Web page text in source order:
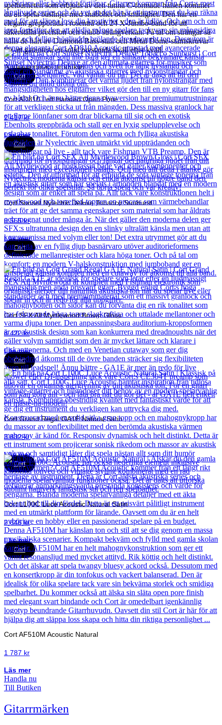
spelbarheten som erbjuds av den tunna C-formade halsen kommer
du att spela baslinjer med snabbhet och smidighet. Den har en
elegant greppbräda i rosenträ och 24 X-Jumbo-band för att
säkerställa precision och snabb strängverkan. På tal om strängar så
hålls de hårt av Diamond Bass-stall och Metal Dome-stämskruvar
för att garantera en solid prestanda kväll efter kväll.
Andra populära produkter
Cort
Cort AD810 Left Handed Open Pore
2 417kr
Läs mer
Cort
Cort Sunset Nylectric Deluxe Tobacco Sunburst
8 565kr
Läs mer
Cort
Cort SFX All Myrtlewood Brown Gloss
8 422kr
Läs mer
Cort
Cort Grand Regal GA1E Natural Satin
3 832kr
Läs mer
Cort
Cort L100C Luce Acoustic Natural Satin
2 846kr
Läs mer
Cort
Cort AF510M Acoustic Natural
1 787 kr
Läs mer
Handla nu
Till Butiken
Gitarrmärken